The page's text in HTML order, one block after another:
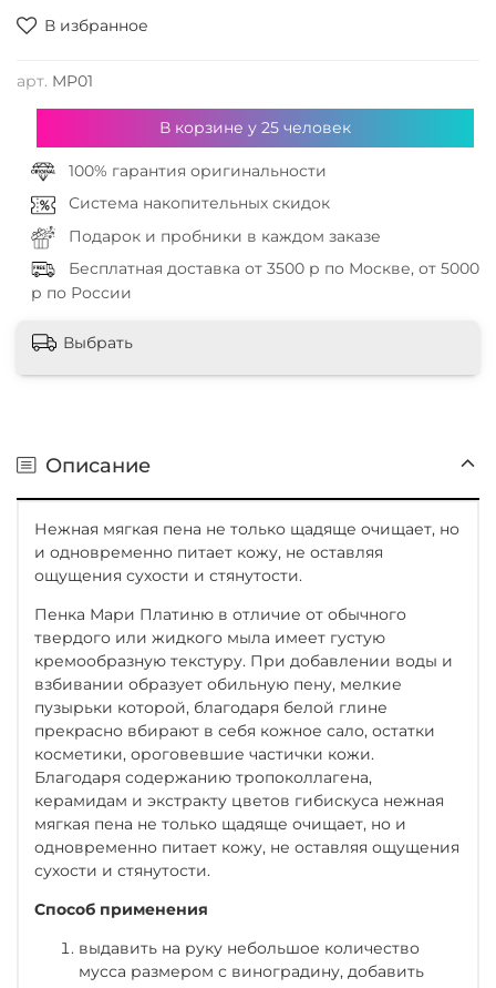
В избранное
арт. MP01
В корзине у 25человек
100% гарантия оригинальности
Система накопительных скидок
Подарок и пробники в каждом заказе
Бесплатная доставка от 3500 р по Москве, от 5000
р по России
Выбрать
Описание
Нежная мягкая пена не только щадяще очищает, но
и одновременно питает кожу, не оставляя
ощущения сухости и стянутости.
Пенка Мари Платиню в отличие от обычного
твердого или жидкого мыла имеет густую
кремообразную текстуру. При добавлении воды и
взбивании образует обильную пену, мелкие
пузырьки которой, благодаря белой глине
прекрасно вбирают в себя кожное сало, остатки
косметики, ороговевшие частички кожи.
Благодаря содержанию тропоколлагена,
керамидам и экстракту цветов гибискуса нежная
мягкая пена не только щадяще очищает, но и
одновременно питает кожу, не оставляя ощущения
сухости и стянутости.
Способ применения
выдавить на руку небольшое количество
мусса размером с виноградину, добавить